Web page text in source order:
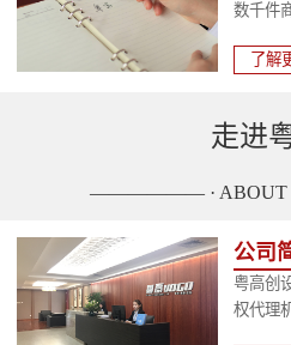
数千件
了解
走进
—————— ·
公司
粤高创
权代理